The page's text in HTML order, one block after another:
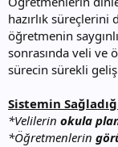
hazırlık
öğretmenin
sonrasında veli ve
sürecin sürekli
Sistemin
*Velilerin okula
*Öğretmenlerin